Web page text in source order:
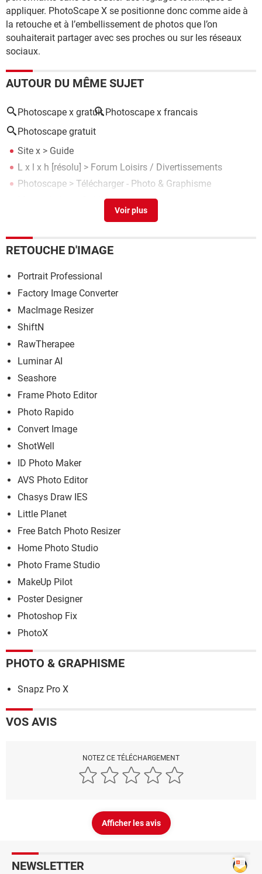
appliquer. PhotoScape X se positionne donc comme aide à
la retouche et à l’embellissement de photos que l’on
souhaiterait partager avec ses proches ou sur les réseaux
sociaux.
AUTOUR DU MÊME SUJET
Photoscape x gratuit Photoscape x francais
Photoscape gratuit
Site x > Guide
L x l x h [résolu] > Forum Loisirs / Divertissements
Photoscape > Télécharger - Photo & Graphisme
> Guide
Réveil homday x-pert mode d'emploi
RETOUCHE D'IMAGE
Portrait Professional
Factory Image Converter
MacImage Resizer
ShiftN
RawTherapee
Luminar AI
Seashore
Frame Photo Editor
Photo Rapido
Convert Image
ShotWell
ID Photo Maker
AVS Photo Editor
Chasys Draw IES
Little Planet
Free Batch Photo Resizer
Home Photo Studio
Photo Frame Studio
MakeUp Pilot
Poster Designer
Photoshop Fix
PhotoX
PHOTO & GRAPHISME
Snapz Pro X
VOS AVIS
NOTEZ CE TÉLÉCHARGEMENT
Afficher les avis
NEWSLETTER